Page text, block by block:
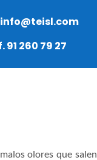
info@teisl.com
91 260 79 27
olores que salen